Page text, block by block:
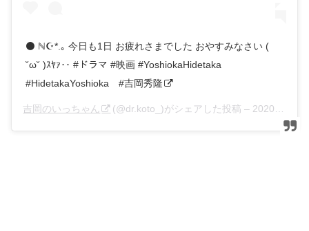
⚫ ℕ☪︎*.｡ 今日も1日 お疲れさまでした おやすみなさい (
˘ω˘ )ｽﾔｧ‥ #ドラマ #映画 #YoshiokaHidetaka⠀
#HidetakaYoshioka⠀ #吉岡秀隆
吉岡のいっちゃん (@dr.koto_)がシェアした投稿 – 2020年 9月月30日午前6時51分PDT